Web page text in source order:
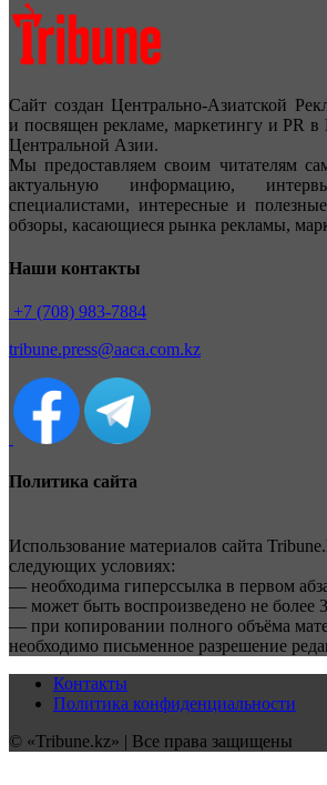
Сайт создан Центрально-Азиатской
и посвящен рекламе, маркетингу и PR в
Центральной Азии.
Мы предоставляем своим читателям
актуальную информацию,
специалистами, интересные и
обзоры, касающиеся рынка рекламы,
Наши контакты
+7 (708) 983-7884
tribune.press@aaca.com.kz
Политика сайта
Использование материалов сайта
следующих условиях:
— необходима гиперссылка в первом
— может быть воспроизведено не более
— при копировании полного объёма
необходимо письменное разрешение
Контакты
Политика конфиденциальности
© «Tribune.kz» | Все права защищены